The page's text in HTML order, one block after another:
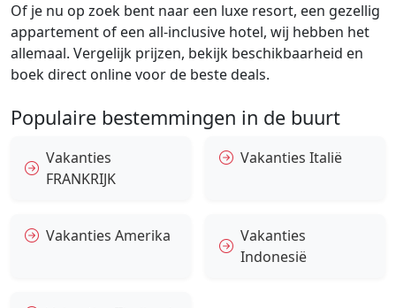
Of je nu op zoek bent naar een luxe resort, een gezellig
appartement of een all-inclusive hotel, wij hebben het
allemaal. Vergelijk prijzen, bekijk beschikbaarheid en
boek direct online voor de beste deals.
Populaire bestemmingen in de buurt
Vakanties
FRANKRIJK
Vakanties Italië
Vakanties Amerika
Vakanties
Indonesië